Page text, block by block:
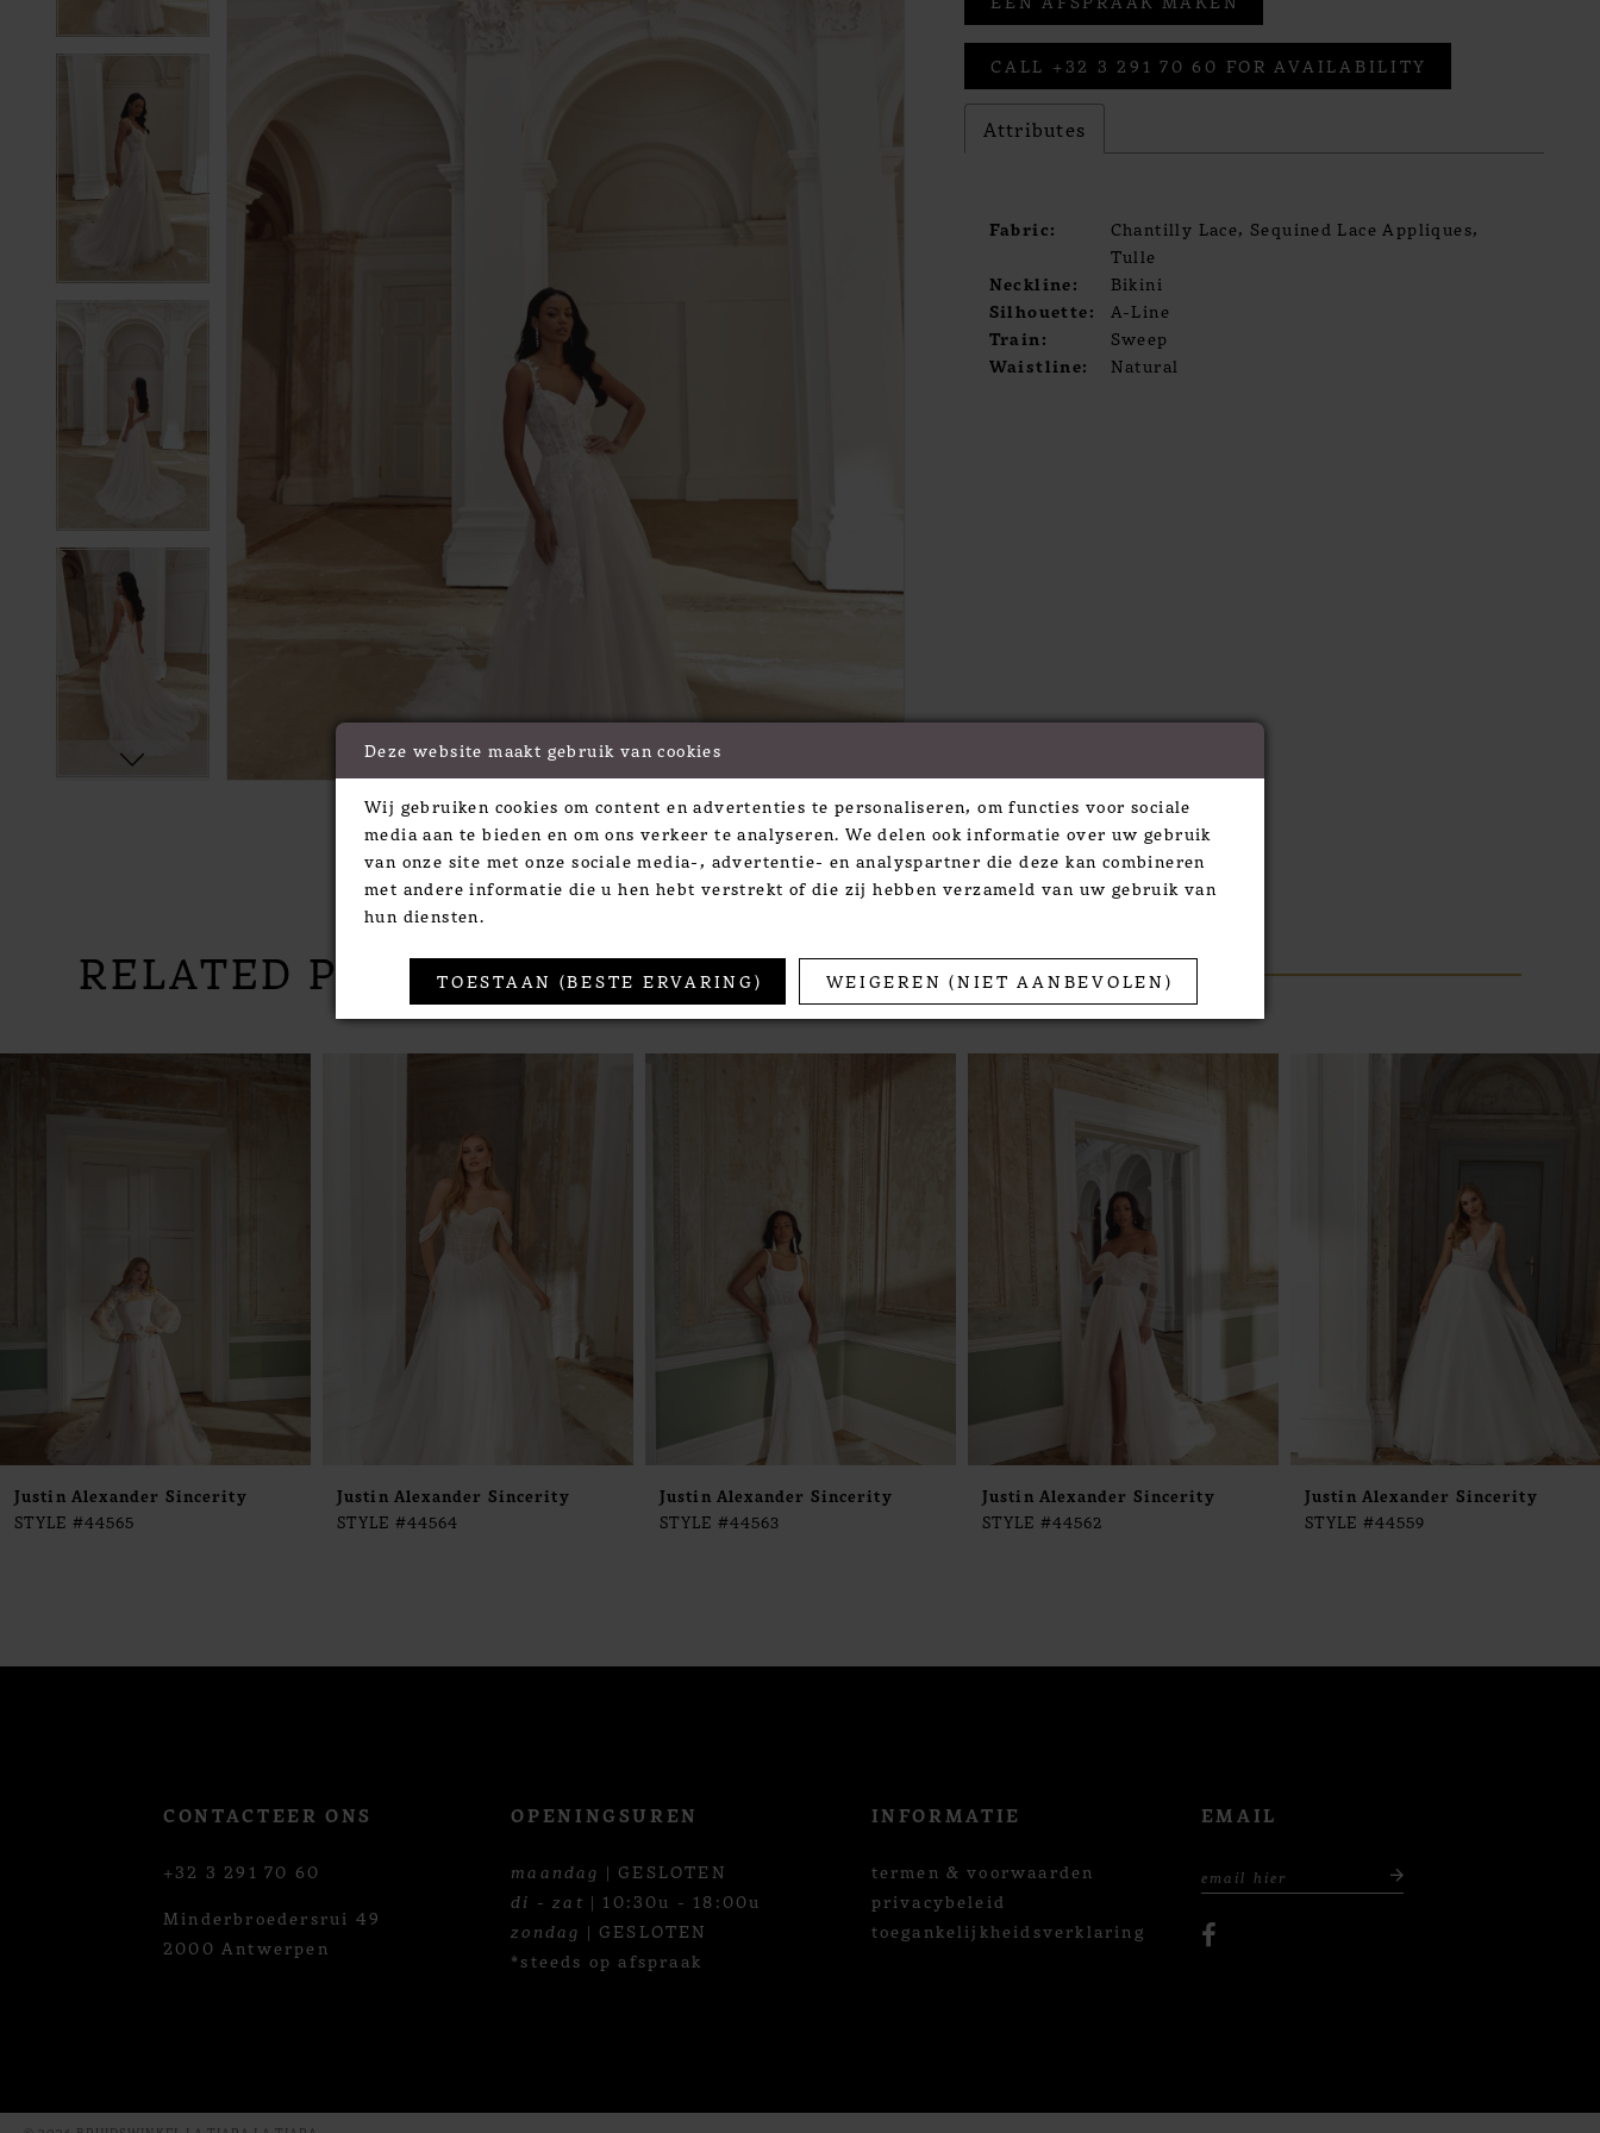
Click to zoom
Click to zoom
SHARE:
CALL +32 3 291 70 60 FOR AVAILABILITY
Attributes
Fabric:
Chantilly Lace, Sequined Lace Appliques,
Tulle
Neckline:
Bikini
Silhouette:
A-Line
Train:
Sweep
Waistline:
Natural
RELATED PRODUCTS
AUTOPLAY
SLIDE
SLIDE
9
10
13
Justin Alexander Sincerity
STYLE #44565
Justin Alexander Sincerity
STYLE #44564
Justin Alexander Sincerity
STYLE #44563
Justin Alexander Sincerity
STYLE #44562
Justin Alexander Sincerity
STYLE #44559
CONTACTEER ONS
+32 3 291 70 60
Minderbroedersrui 49
2000 Antwerpen
OPENINGSUREN
maandag | GESLOTEN
di - zat | 10:30u - 18:00u
zondag | GESLOTEN
*steeds op afspraak
INFORMATIE
termen & voorwaarden
privacybeleid
toegankelijkheidsverklaring
EMAIL
Deze website maakt gebruik van cookies
Wij gebruiken cookies om content en advertenties te personaliseren, om functies voor sociale
media aan te bieden en om ons verkeer te analyseren. We delen ook informatie over uw gebruik
van onze site met onze sociale media-, advertentie- en analyspartner die deze kan combineren
met andere informatie die u hen hebt verstrekt of die zij hebben verzameld van uw gebruik van
hun diensten.
TOESTAAN (BESTE ERVARING) WEIGEREN (NIET AANBEVOLEN)